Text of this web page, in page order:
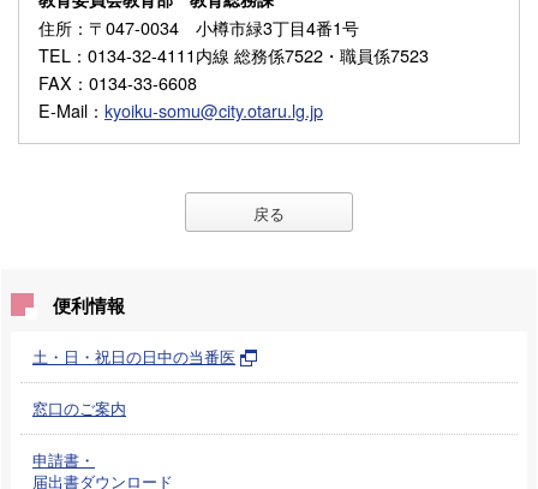
住所 ：〒047-0034 小樽市緑3丁目4番1号
TEL ：0134-32-4111内線 総務係7522・職員係7523
FAX ：0134-33-6608
E-Mail ： kyoiku-somu@city.otaru.lg.jp
戻る
便利情報
土・日・祝日の日中の当番医
窓口のご案内
申請書・
届出書ダウンロード